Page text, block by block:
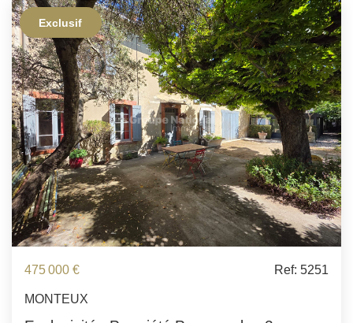
Exclusif
475 000 € Ref: 5251
MONTEUX